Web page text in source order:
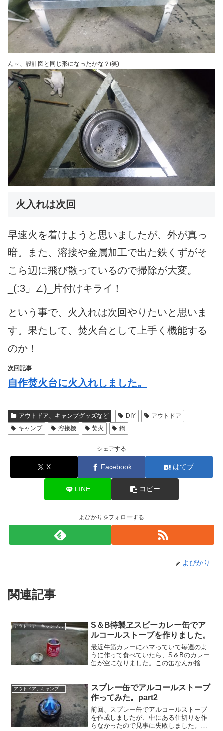
ん～、設計図と同じ形になったかな？(笑)
火入れは次回
早速火を着けようと思いましたが、外が真っ
暗。また、溶接や金属加工で出た鉄くずがそ
こら辺に飛び散っているので掃除が大変。
_(:3」∠)_片付けキライ！
という事で、火入れは次回やりたいと思いま
す。果たして、焚火台として上手く機能する
のか！
次回記事
自作焚火台に火入れしました。
アウトドア、キャンプグッズなど DIY
アウトドア
キャンプ
溶接機 焚火 鍋
シェアする
X Facebook はてブ
LINE コピー
よぴかりをフォローする
よぴかり
関連記事
アウトドア、キャンプグッズなど
S＆B特製ヱスビーカレー缶でア
ルコールストーブを作りました。
最近牛筋カレーにハマっていて毎週のよ
うに作って食べていたら、S＆Bのカレー
缶が空になりました。この缶なんか捨て
ルコールストーブにすると面白いかも！
という安直な発想が浮かび、作ってみる
事にしました。
アウトドア、キャンプグッズなど
スプレー缶でアルコールストーブ
作ってみた。part2
前回、スプレー缶でアルコールストーブ
を作成しましたが、中にある仕切りを作
らなかったので見事に失敗しました。今